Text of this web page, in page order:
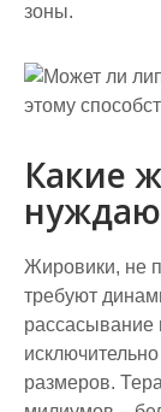
зоны.
Какие
Жировики, не
требуют
рассасывание
размеров.